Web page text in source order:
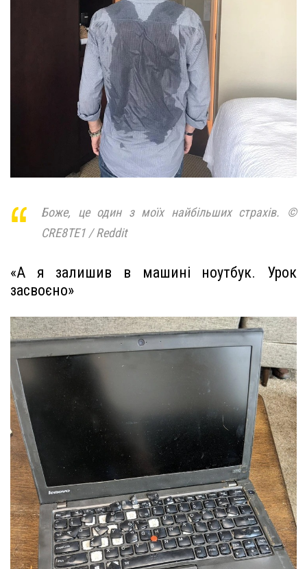
Боже, це один з моїх найбільших страхів. ©
CRE8TE1 / Reddit
«А я залишив в машині ноутбук. Урок
засвоєно»